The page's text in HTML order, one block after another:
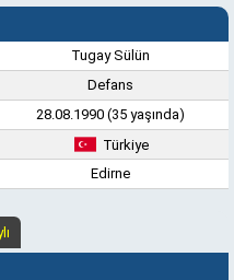
Tugay Sülün
Defans
28.08.1990 (35 yaşında)
Türkiye
Edirne